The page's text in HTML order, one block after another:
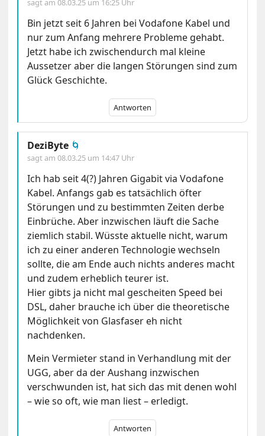
sagt am08.03.25 um 16:25 Uhr
Bin jetzt seit 6 Jahren bei Vodafone Kabel und
nur zum Anfang mehrere Probleme gehabt.
Jetzt habe ich zwischendurch mal kleine
Aussetzer aber die langen Störungen sind zum
Glück Geschichte.
Antworten
DeziByte 🌀
sagt am08.03.25 um 14:47 Uhr
Ich hab seit 4(?) Jahren Gigabit via Vodafone
Kabel. Anfangs gab es tatsächlich öfter
Störungen und zu bestimmten Zeiten derbe
Einbrüche. Aber inzwischen läuft die Sache
ziemlich stabil. Wüsste aktuelle nicht, warum
ich zu einer anderen Technologie wechseln
sollte, die am Ende auch nichts anderes macht
und zudem erheblich teurer ist.
Hier gibts ja nicht mal gescheiten Speed bei
DSL, daher brauche ich über die theoretische
Möglichkeit von Glasfaser eh nicht
nachdenken.
Mein Vermieter stand in Verhandlung mit der
UGG, aber da der Aushang inzwischen
verschwunden ist, hat sich das mit denen wohl
– wie so oft, wie man liest – erledigt.
Antworten